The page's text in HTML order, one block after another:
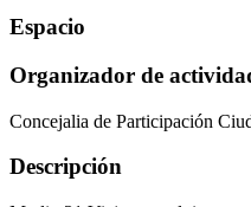
Espacio
Organizador de
Concejalia de Participación
Descripción